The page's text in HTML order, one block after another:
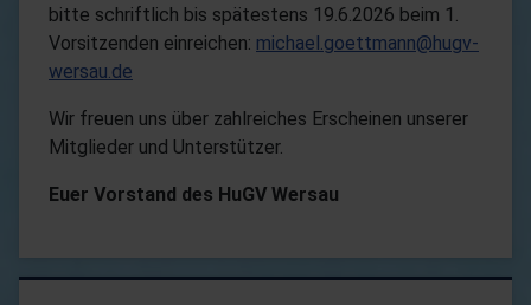
bitte schriftlich bis spätestens 19.6.2026 beim 1.
Vorsitzenden einreichen: michael.goettmann@hugv-
wersau.de
Wir freuen uns über zahlreiches Erscheinen unserer
Mitglieder und Unterstützer.
Euer Vorstand des HuGV Wersau